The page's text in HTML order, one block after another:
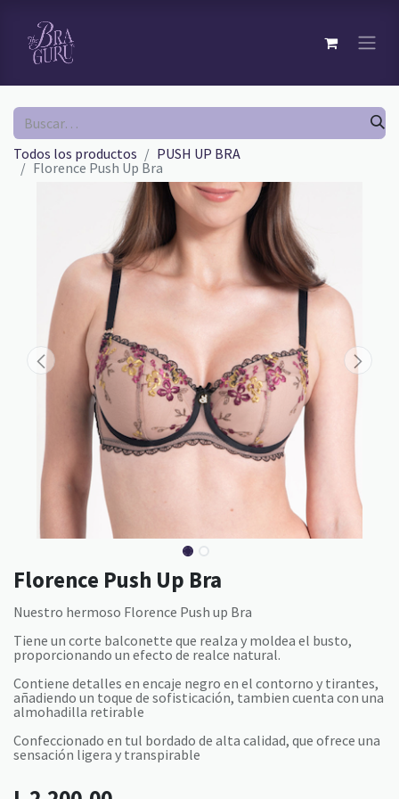
Todos los productos
PUSH UP BRA
Florence Push Up Bra
Florence Push Up Bra
Nuestro hermoso Florence Push up Bra
Tiene un corte balconette que realza y moldea el busto,
proporcionando un efecto de realce natural.
Contiene detalles en encaje negro en el contorno y tirantes,
añadiendo un toque de sofisticación, tambien cuenta con una
almohadilla retirable
Confeccionado en tul bordado de alta calidad, que ofrece una
sensación ligera y transpirable